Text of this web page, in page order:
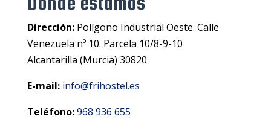
Dirección: Polígono Industrial Oeste. Calle
Venezuela nº 10. Parcela 10/8-9-10
Alcantarilla (Murcia) 30820
E-mail: info@frihostel.es
Teléfono:968 936 655